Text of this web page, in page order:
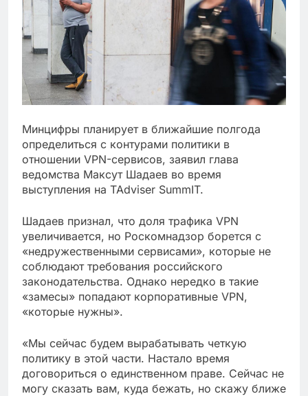
Минцифры планирует в ближайшие полгода
определиться с контурами политики в
отношении VPN-сервисов, заявил глава
ведомства Максут Шадаев во время
выступления на TAdviser SummIT.
Шадаев признал, что доля трафика VPN
увеличивается, но Роскомнадзор борется с
«недружественными сервисами», которые не
соблюдают требования российского
законодательства. Однако нередко в такие
«замесы» попадают корпоративные VPN,
«которые нужны».
«Мы сейчас будем вырабатывать четкую
политику в этой части. Настало время
договориться о единственном праве. Сейчас не
могу сказать вам, куда бежать, но скажу ближе